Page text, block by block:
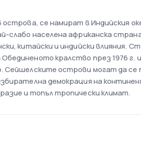
острова, се намират в Индийския
слабо населена африканска
китайски и индийски
кралство през 1976
острови могат да се
демокрация на
и топъл тропически климат.